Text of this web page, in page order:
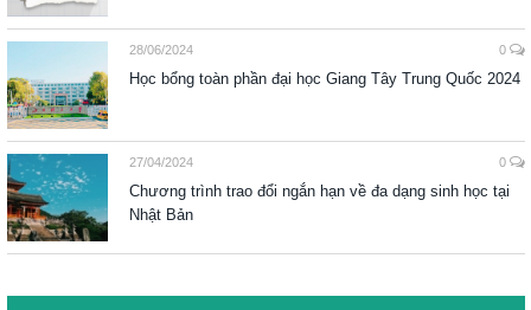
28/06/2024 0
Học bổng toàn phần đại học Giang Tây Trung Quốc 2024
27/04/2024 0
Chương trình trao đổi ngắn hạn về đa dạng sinh học tại
Nhật Bản